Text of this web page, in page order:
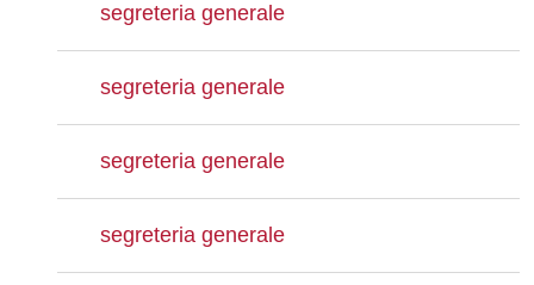
segreteria generale
segreteria generale
segreteria generale
segreteria generale